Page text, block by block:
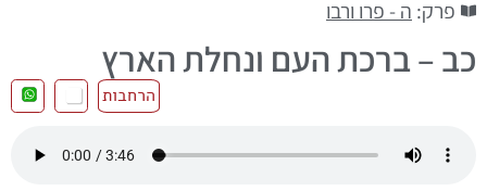
פרק: ה - פרו ורבו
כב – ברכת העם ונחלת הארץ
הרחבות